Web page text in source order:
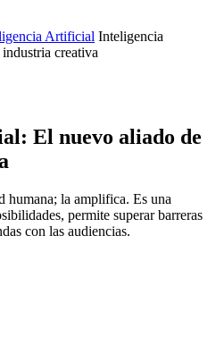
Artificial Inteligencia
creativa
El nuevo aliado de
humana; la amplifica. Es una
permite superar barreras
con las audiencias.